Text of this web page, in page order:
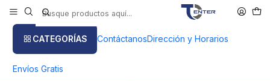
CATEGORÍAS ContáctanosDirección y Horarios
Envíos Gratis